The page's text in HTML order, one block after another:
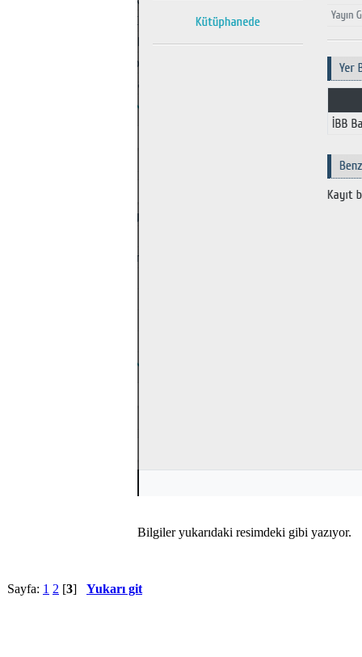
Bilgiler yukarıdaki resimdeki gibi yazıyor.
Sayfa: 1 2 [3] Yukarı git